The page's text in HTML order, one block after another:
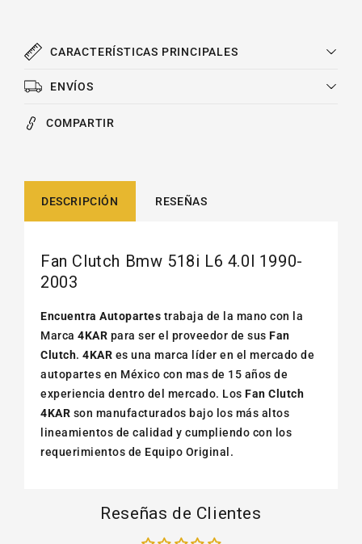
CARACTERÍSTICAS PRINCIPALES
ENVÍOS
COMPARTIR
DESCRIPCIÓN RESEÑAS
Fan Clutch Bmw 518i L6 4.0l 1990-
2003
Encuentra Autopartes trabaja de la mano con la
Marca 4KAR para ser el proveedor de sus Fan
Clutch. 4KAR es una marca líder en el mercado de
autopartes en México con mas de 15 años de
experiencia dentro del mercado. Los Fan Clutch
4KAR son manufacturados bajo los más altos
lineamientos de calidad y cumpliendo con los
requerimientos de Equipo Original.
Reseñas de Clientes